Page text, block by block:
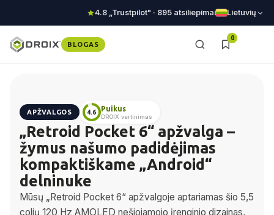
4.8 „Trustpilot" · 895 atsiliepimai Lietuvių
BLOGAS
0
APŽVALGOS 4.6 Puikus
DROIX vertinimas
„Retroid Pocket 6“ apžvalga –
žymus našumo padidėjimas
kompaktiškame „Android“
delninuke
Mūsų „Retroid Pocket 6“ apžvalgoje aptariamas šio 5,5
colių 120 Hz AMOLED nešiojamojo įrenginio dizainas,